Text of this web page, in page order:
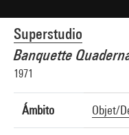
Superstudio
Banquette
1971
Ámbito Objet/